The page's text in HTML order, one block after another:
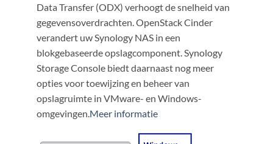
Data Transfer (ODX) verhoogt de snelheid van
gegevensoverdrachten. OpenStack Cinder
verandert uw Synology NAS in een
blokgebaseerde opslagcomponent. Synology
Storage Console biedt daarnaast nog meer
opties voor toewijzing en beheer van
opslagruimte in VMware- en Windows-
omgevingen. Meer informatie